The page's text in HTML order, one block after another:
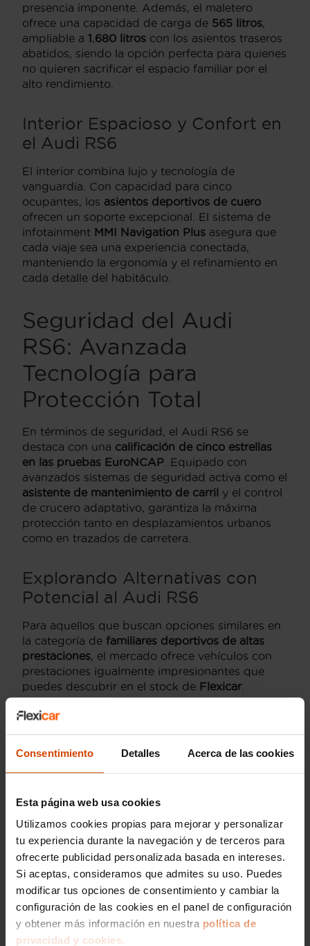
Consentimiento Detalles Acerca de las cookies
Esta página web usa cookies
Utilizamos cookies propias para mejorar y personalizar
tu experiencia durante la navegación y de terceros para
ofrecerte publicidad personalizada basada en intereses.
Si aceptas, consideramos que admites su uso. Puedes
modificar tus opciones de consentimiento y cambiar la
configuración de las cookies en el panel de configuración
y obtener más información en nuestra política de
privacidad y cookies.
presencia imponente. Además, el maletero
ofrece una capacidad de carga de 565 litros,
ampliable a 1.680 litros con los asientos traseros
abatidos, siendo la opción perfecta para quienes
no quieren sacrificar el espacio familiar por el
alto rendimiento.
Interior Espacioso y Confort en
el Audi RS6
El interior combina lujo y tecnología de
vanguardia. Con capacidad para cinco
ocupantes, los asientos deportivos de cuero
ofrecen un soporte excepcional. El sistema de
infotainment MMI Navigation Plus asegura que
cada viaje sea una experiencia conectada,
manteniendo la ergonomía y el refinamiento en
cada detalle del habitáculo.
Seguridad del Audi
RS6: Avanzada
Tecnología para
Protección Total
En términos de seguridad, el Audi RS6 se
destaca con una calificación de cinco estrellas
en las pruebas EuroNCAP . Equipado con
avanzados sistemas de seguridad activa como el
asistente de mantenimiento de carril y el control
de crucero adaptativo, garantiza la máxima
protección tanto en desplazamientos urbanos
como en trazados de carretera.
Explorando Alternativas con
Potencial al Audi RS6
Para aquellos que buscan opciones similares en
la categoría de familiares deportivos de altas
prestaciones, el mercado ofrece vehículos con
prestaciones igualmente impresionantes que
puedes descubrir en el stock de Flexicar.
Competencia Feroz: BMW M5 y
Mercedes-AMG E 63 S
ElBMW M5y el
M5 destaca por su dinámica de conducción
precisa, mientras que el Mercedes-AMG ofrece
una experiencia más visceral. En
Flexicar
contamos con unidades de estos modelos para
que puedas realizar unacomparativa directay
decidir cuál se adapta mejor a tus preferencias
de manejo.
Preguntas frecuentes